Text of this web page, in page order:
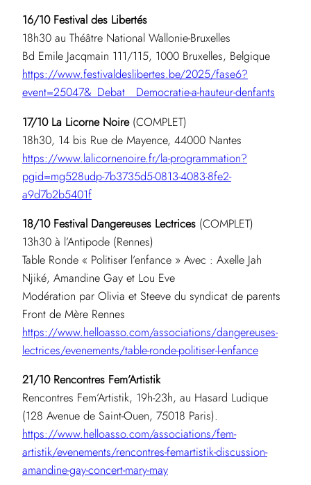
16/10 Festival des Libertés
18h30 au Théâtre National Wallonie-Bruxelles
Bd Emile Jacqmain 111/115, 1000 Bruxelles, Belgique
https://www.festivaldeslibertes.be/2025/fase6?
event=25047&_Debat__Democratie-a-hauteur-denfants
17/10 La Licorne Noire(COMPLET)
18h30, 14 bis Rue de Mayence, 44000 Nantes
https://www.lalicornenoire.fr/la-programmation?
pgid=mg528udp-7b3735d5-0813-4083-8fe2-
a9d7b2b5401f
18/10 Festival Dangereuses Lectrices (COMPLET)
13h30 à l’Antipode (Rennes)
Table Ronde « Politiser l’enfance » Avec : Axelle Jah
Njiké, Amandine Gay et Lou Eve
Modération par Olivia et Steeve du syndicat de parents
Front de Mère Rennes
https://www.helloasso.com/associations/dangereuses-
lectrices/evenements/table-ronde-politiser-l-enfance
21/10 Rencontres Fem’Artistik
Rencontres Fem’Artistik, 19h-23h, au Hasard Ludique
(128 Avenue de Saint-Ouen, 75018 Paris).
https://www.helloasso.com/associations/fem-
artistik/evenements/rencontres-femartistik-discussion-
amandine-gay-concert-mary-may